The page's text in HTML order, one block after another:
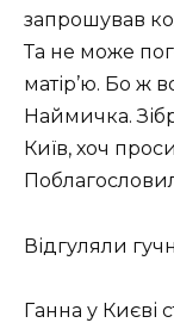
запрошував
Та не може
матір’ю. Бо ж
Наймичка.
Київ, хоч
Відгуляли
Ганна у Києві